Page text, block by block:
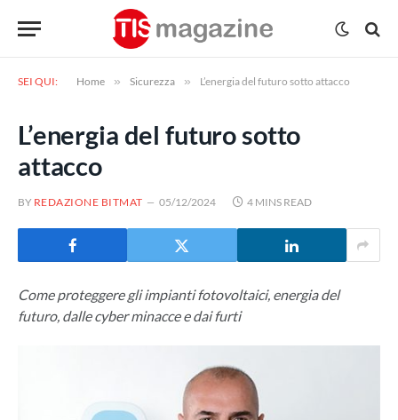
SEI QUI: Home » Sicurezza » L’energia del futuro sotto attacco
L’energia del futuro sotto
attacco
BY REDAZIONE BITMAT 05/12/2024 4 MINS READ
Come proteggere gli impianti fotovoltaici, energia del
futuro, dalle cyber minacce e dai furti